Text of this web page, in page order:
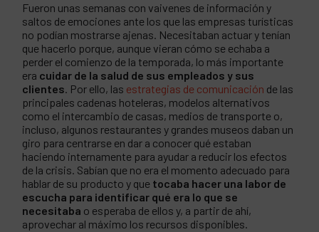
Fueron unas semanas con vaivenes de información y
saltos de emociones ante los que las empresas turísticas
no podían mostrarse ajenas. Necesitaban actuar y tenían
que hacerlo porque, aunque vieran cómo se echaba a
perder el comienzo de la temporada, lo más importante
era cuidar de la salud de sus empleados y sus
clientes. Por ello, las estrategias de comunicación de las
principales cadenas hoteleras, modelos alternativos
como el intercambio de casas, medios de transporte o,
incluso, algunos restaurantes y grandes museos daban un
giro para centrarse en dar a conocer qué estaban
haciendo internamente para ayudar a reducir los efectos
de la crisis. Sabían que no era el momento adecuado para
hablar de su producto y que tocaba hacer una labor de
escucha para identificar qué era lo que se
necesitaba o esperaba de ellos y, a partir de ahí,
aprovechar al máximo los recursos disponibles.